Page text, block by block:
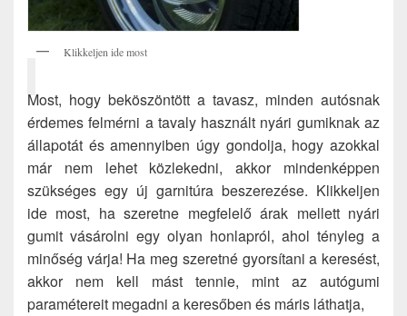
Klikkeljen ide most
Most, hogy beköszöntött a tavasz, minden autósnak
érdemes felmérni a tavaly használt nyári gumiknak az
állapotát és amennyiben úgy gondolja, hogy azokkal
már nem lehet közlekedni, akkor mindenképpen
szükséges egy új garnitúra beszerezése. Klikkeljen
ide most, ha szeretne megfelelő árak mellett nyári
gumit vásárolni egy olyan honlapról, ahol tényleg a
minőség várja! Ha meg szeretné gyorsítani a keresést,
akkor nem kell mást tennie, mint az autógumi
paramétereit megadni a keresőben és máris láthatja,